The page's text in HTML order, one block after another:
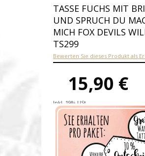
TASSE FUCHS MIT
UND SPRUCH DU
MICH FOX DEVILS
TS299
Bewerten Sie dieses Produkt als
15,90 €
Inkl. 19% USt.
Versandkosten
Produktnummer:ts299-E
Verfügbarkeit:Auf Lager
Lieferzeit: 1-2 Werktage